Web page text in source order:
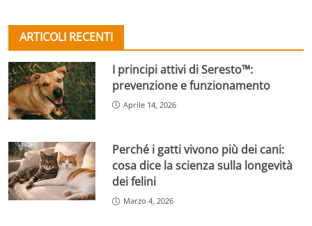
ARTICOLI RECENTI
I principi attivi di Seresto™:
prevenzione e funzionamento
Aprile 14, 2026
Perché i gatti vivono più dei cani:
cosa dice la scienza sulla longevità
dei felini
Marzo 4, 2026